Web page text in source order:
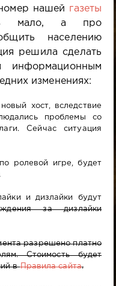
нашей газеты
мало, а про
населению
решила сделать
информационным
изменениях:
хост, вследствие
проблемы со
Сейчас ситуация
ролевой игре, будет
и дизлайки будут
за дизлайки
разрешено платно
Стоимость будет
вПравила сайта.